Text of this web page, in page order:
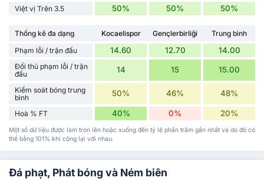
Việt vị Trên 3.5 50% 50% 50%
Thống kê đa dạng Kocaelispor Gençlerbirliği
Trung bình
Phạm lỗi / trận đấu
14.60 12.70 14.00
Đối thủ phạm lỗi / trận
đấu
14 15 15.00
Kiểm soát bóng trung
bình
50% 46% 48%
Hoà % FT 40% 0% 20%
Một số dữ liệu được làm tròn lên hoặc xuống đến tỷ lệ phần trăm gần nhất và do đó có
thể bằng 101% khi cộng lại với nhau.
Đá phạt, Phát bóng và Ném biên